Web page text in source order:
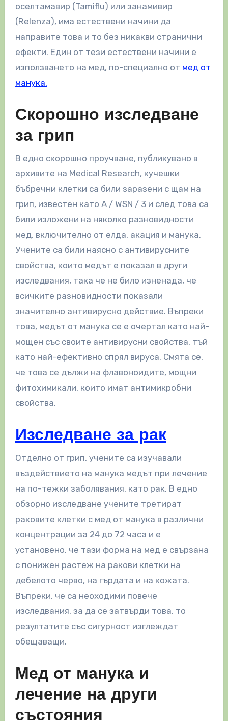
оселтамавир (Tamiflu) или занамивир
(Relenza), има естествени начини да
направите това и то без никакви странични
ефекти. Един от тези естествени начини е
използването на мед, по-специално от мед от
манука.
Скорошно изследване
за грип
В едно скорошно проучване, публикувано в
архивите на Medical Research, кучешки
бъбречни клетки са били заразени с щам на
грип, известен като A / WSN / 3 и след това са
били изложени на няколко разновидности
мед, включително от елда, акация и манука.
Учените са били наясно с антивирусните
свойства, които медът е показал в други
изследвания, така че не било изненада, че
всичките разновидности показали
значително антивирусно действие. Въпреки
това, медът от манука се е очертал като най-
мощен със своите антивирусни свойства, тъй
като най-ефективно спрял вируса. Смята се,
че това се дължи на флавоноидите, мощни
фитохимикали, които имат антимикробни
свойства.
Изследване за рак
Отделно от грип, учените са изучавали
въздействието на манука медът при лечение
на по-тежки заболявания, като рак. В едно
обзорно изследване учените третират
раковите клетки с мед от манука в различни
концентрации за 24 до 72 часа и е
установено, че тази форма на мед е свързана
с понижен растеж на ракови клетки на
дебелото черво, на гърдата и на кожата.
Въпреки, че са неоходими повече
изследвания, за да се затвърди това, то
резултатите със сигурност изглеждат
обещаващи.
Мед от манука и
лечение на други
състояния